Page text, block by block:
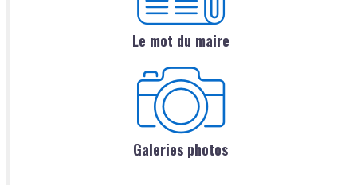
Le mot du maire
Galeries photos